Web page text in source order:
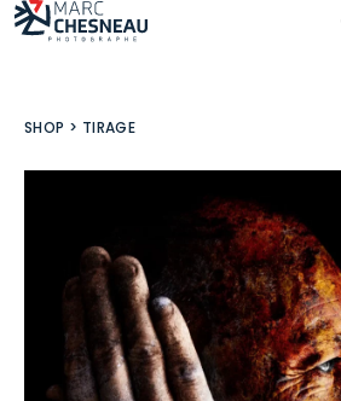
SHOP > TIRAGE